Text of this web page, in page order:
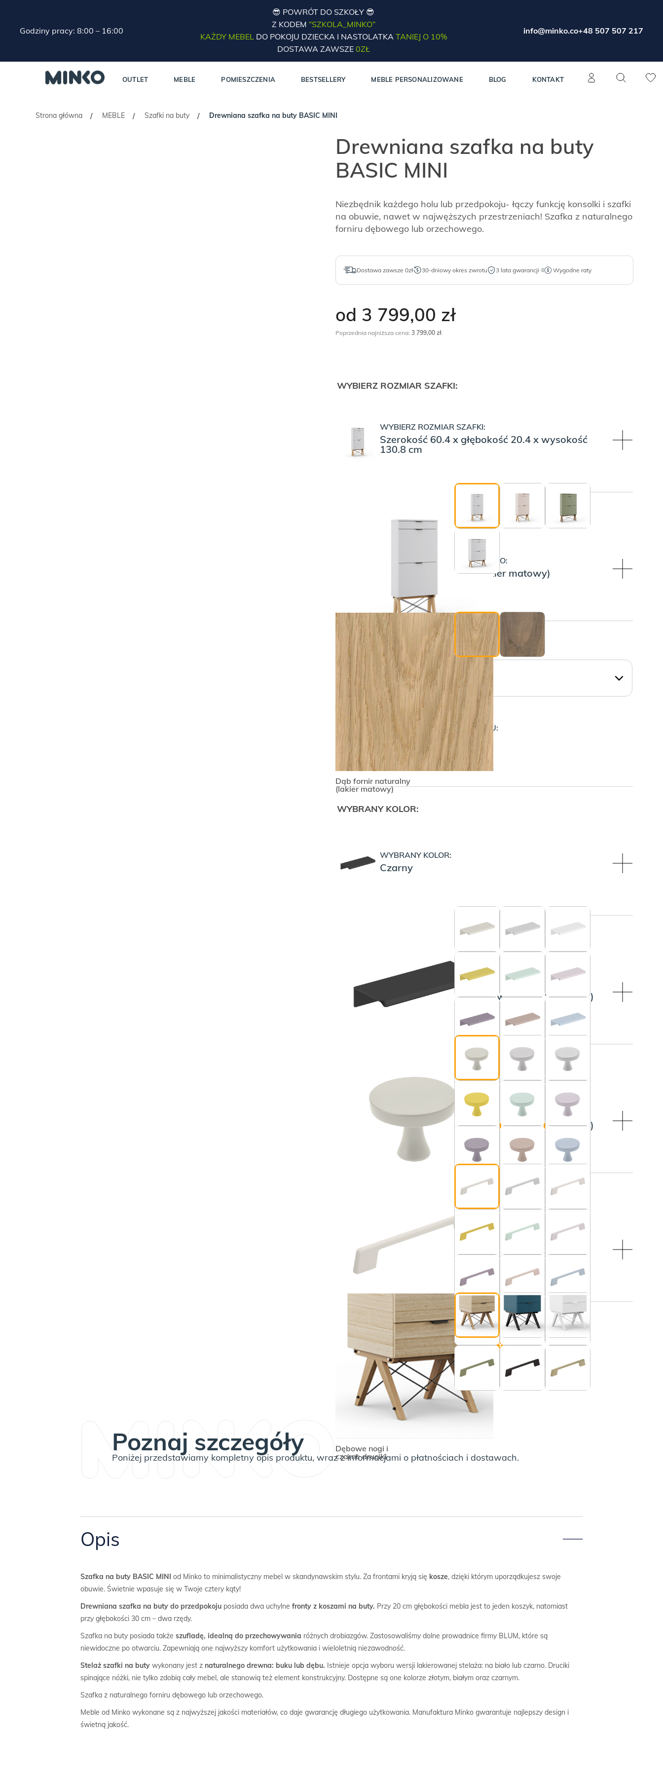
Godziny pracy: 8:00 – 16:00
😎 POWRÓT DO SZKOŁY 😎
Z KODEM “SZKOLA_MINKO”
KAŻDY MEBELDO POKOJU DZIECKA I NASTOLATKATANIEJ O 10%
DOSTAWA ZAWSZE 0ZŁ
info@minko.co+48 507 507 217
OUTLET MEBLE POMIESZCZENIA BESTSELLERY MEBLE PERSONALIZOWANE BLOG KONTAKT
Strona główna / MEBLE / Szafki na buty / Drewniana szafka na buty BASIC MINI
Drewniana szafka na buty
BASIC MINI
Niezbędnik każdego holu lub przedpokoju- łączy funkcję konsolki i szafki
na obuwie, nawet w najwęższych przestrzeniach! Szafka z naturalnego
forniru dębowego lub orzechowego.
Dostawa zawsze 0zł 30-dniowy okres zwrotu 3 lata gwarancji Wygodne raty
od 3 799,00 zł
Poprzednia najniższa cena: 3 799,00 zł.
WYBIERZ ROZMIAR SZAFKI:
WYBIERZ ROZMIAR SZAFKI:
Szerokość 60.4 x głębokość 20.4 x wysokość
130.8 cm
Szerokość 60.4 x
głębokość 20.4 x
wysokość 130.8 cm
KOLOR FORNIRU DREWNIANEGO:
KOLOR FORNIRU DREWNIANEGO:
Dąb fornir naturalny (lakier matowy)
Dąb fornir naturalny
(lakier matowy)
WYBIERZ KSZTAŁT UCHWYTU:
WYBIERZ KSZTAŁT UCHWYTU:
Krawędziowy PLAIN
WYBRANY KOLOR:
WYBRANY KOLOR:
Czarny
WYBRANY KOLOR:
Beżowy (pasuje do blatu w kolorze “Kaszmir”)
WYBRANY KOLOR:
Beżowy (pasuje do blatu w kolorze “Kaszmir”)
Beżowy (pasuje do
blatu w kolorze
“Kaszmir”)
WYBIERZ KOLOR NÓŻEK:
Dębowe nogi i czarne druciki
Dębowe nogi i
czarne druciki
Cena wybranej konfiguracji:
ilość
Drewniana
szafka
na
DODAJ DO KOSZYKA
Poznaj szczegóły
Poniżej przedstawiamy kompletny opis produktu, wraz z informacjami o płatnościach i dostawach.
Opis
Szafka na buty BASIC MINI od Minko to minimalistyczny mebel w skandynawskim stylu. Za frontami kryją się kosze, dzięki którym uporządkujesz swoje
obuwie. Świetnie wpasuje się w Twoje cztery kąty!
Drewniana szafka na buty do przedpokoju posiada dwa uchylne fronty z koszami na buty. Przy 20 cm głębokości mebla jest to jeden koszyk, natomiast
przy głębokości 30 cm – dwa rzędy.
Szafka na buty posiada takżeszufladę, idealną do przechowywania różnych drobiazgów. Zastosowaliśmy dolne prowadnice firmy BLUM, które są
niewidoczne po otwarciu. Zapewniają one najwyższy komfort użytkowania i wieloletnią niezawodność.
Stelaż szafki na butywykonany jest z naturalnego drewna: buku lub dębu. Istnieje opcja wyboru wersji lakierowanej stelaża: na biało lub czarno. Druciki
spinające nóżki, nie tylko zdobią cały mebel, ale stanowią też element konstrukcyjny. Dostępne są one kolorze złotym, białym oraz czarnym.
Szafka z naturalnego forniru dębowego lub orzechowego.
Meble od Minko wykonane są z najwyższej jakości materiałów, co daje gwarancję długiego użytkowania. Manufaktura Minko gwarantuje najlepszy design i
świetną jakość.